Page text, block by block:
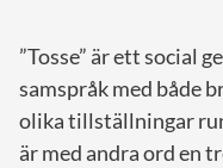
”Tosse” är ett social
samspråk med både
olika tillställningar
är med andra ord en